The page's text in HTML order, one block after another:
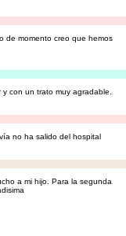
de momento creo que hemos
con un trato muy agradable.
no ha salido del hospital
a mi hijo. Para la segunda